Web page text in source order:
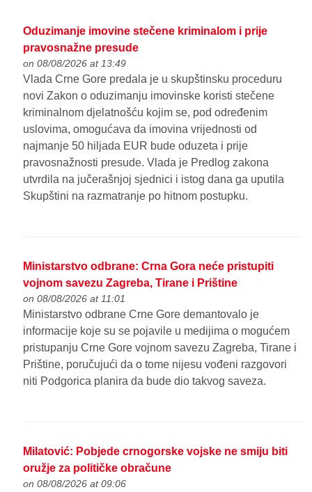
Oduzimanje imovine stečene kriminalom i prije
pravosnažne presude
on 08/08/2026 at 13:49
Vlada Crne Gore predala je u skupštinsku proceduru
novi Zakon o oduzimanju imovinske koristi stečene
kriminalnom djelatnošću kojim se, pod određenim
uslovima, omogućava da imovina vrijednosti od
najmanje 50 hiljada EUR bude oduzeta i prije
pravosnažnosti presude. Vlada je Predlog zakona
utvrdila na jučerašnjoj sjednici i istog dana ga uputila
Skupštini na razmatranje po hitnom postupku.
Ministarstvo odbrane: Crna Gora neće pristupiti
vojnom savezu Zagreba, Tirane i Prištine
on 08/08/2026 at 11:01
Ministarstvo odbrane Crne Gore demantovalo je
informacije koje su se pojavile u medijima o mogućem
pristupanju Crne Gore vojnom savezu Zagreba, Tirane i
Prištine, poručujući da o tome nijesu vođeni razgovori
niti Podgorica planira da bude dio takvog saveza.
Milatović: Pobjede crnogorske vojske ne smiju biti
oružje za političke obračune
on 08/08/2026 at 09:06